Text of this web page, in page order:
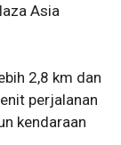
Asia
2,8 km dan
perjalanan
kendaraan